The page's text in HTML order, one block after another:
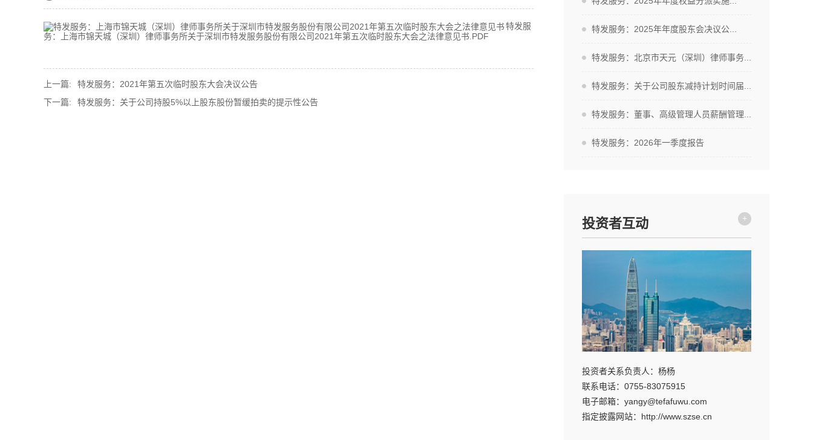
特发服
务：上海市锦天城（深圳）律师事务所关于深圳市特发服务股份有限公司2021年第五次临时股东大会之法律意见书.PDF
上一篇:
特发服务：2021年第五次临时股东大会决议公告
下一篇:
特发服务：关于公司持股5%以上股东股份暂缓拍卖的提示性公告
特发服务：2025年年度股东会决议公...
特发服务：北京市天元（深圳）律师事务...
特发服务：关于公司股东减持计划时间届...
特发服务：董事、高级管理人员薪酬管理...
特发服务：2026年一季度报告
投资者互动 +
投资者关系负责人：杨杨
联系电话：0755-83075915
电子邮箱：yangy@tefafuwu.com
指定披露网站：http://www.szse.cn